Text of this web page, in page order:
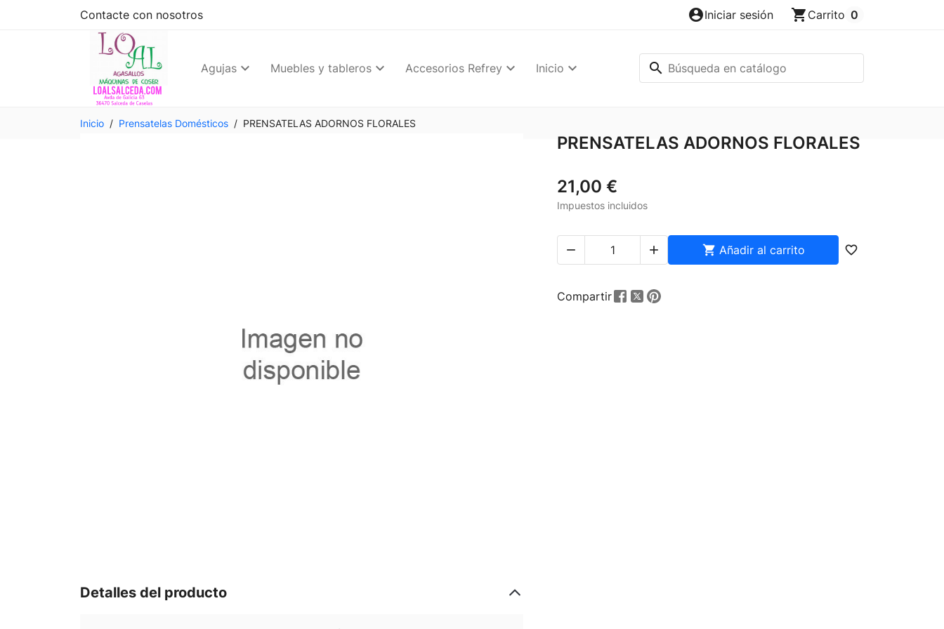
Contacte con nosotros account_circleIniciar sesión shopping_cart Carrito 0
Agujas Muebles y tableros Accesorios Refrey Inicio search
Inicio Prensatelas Domésticos PRENSATELAS ADORNOS FLORALES
PRENSATELAS ADORNOS FLORALES
21,00 €
Impuestos incluidos
   Añadir al carrito favorite_border
Compartir
Detalles del producto